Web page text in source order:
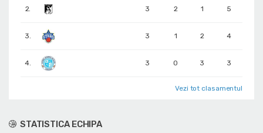
2. 3 2 1 5
3. 3 1 2 4
4. 3 0 3 3
Vezi tot clasamentul
STATISTICA ECHIPA